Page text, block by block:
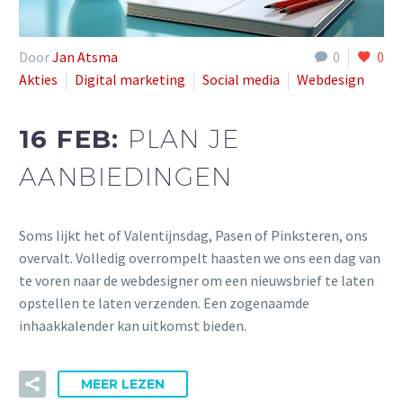
0 0
DoorJan Atsma
Akties
Digital marketing Social media Webdesign
16 FEB: PLAN JE
AANBIEDINGEN
Soms lijkt het of Valentijnsdag, Pasen of Pinksteren, ons
overvalt. Volledig overrompelt haasten we ons een dag van
te voren naar de webdesigner om een nieuwsbrief te laten
opstellen te laten verzenden. Een zogenaamde
inhaakkalender kan uitkomst bieden.
MEER LEZEN